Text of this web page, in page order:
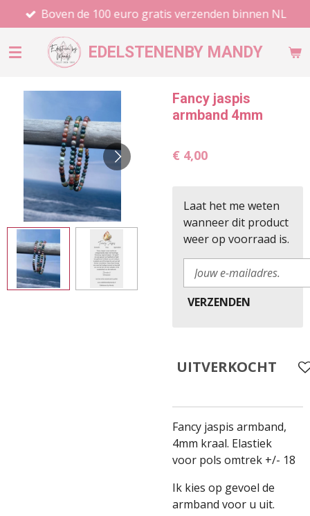
direct
naar
EDELSTENENBY MANDY
Boven de 100 euro gratis verzenden binnen NL
Fancy jaspis
armband 4mm
€ 4,00
Laat het me weten
wanneer dit product
weer op voorraad is.
VERZENDEN
UITVERKOCHT
Fancy jaspis armband,
4mm kraal. Elastiek
voor pols omtrek +/- 18
Ik kies op gevoel de
armband voor u uit.